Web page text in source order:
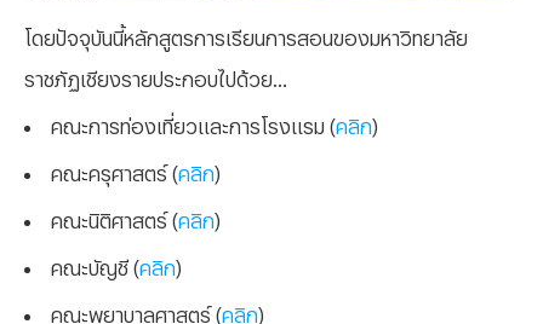
โดยปัจจุบันนี้หลักสูตรการเรียนการสอนของมหาวิทยาลัย
ราชภัฏเชียงรายประกอบไปด้วย...
คณะการท่องเที่ยวและการโรงแรม (คลิก)
คณะครุศาสตร์ (คลิก)
คณะนิติศาสตร์ (คลิก)
คณะบัญชี (คลิก)
คณะพยาบาลศาสตร์ (คลิก)